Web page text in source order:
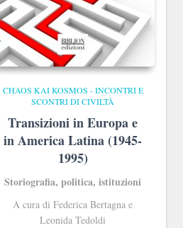
CHAOS KAI KOSMOS - INCONTRI E
SCONTRI DI CIVILTÀ
Transizioni in Europa e
in America Latina (1945-
1995)
Storiografia, politica, istituzioni
A cura di Federica Bertagna e
Leonida Tedoldi